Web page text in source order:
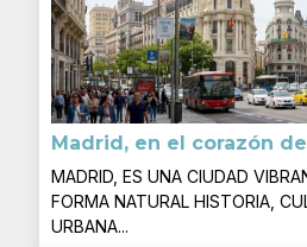
Madrid, en el corazón de
MADRID, ES UNA CIUDAD
FORMA NATURAL HISTORIA,
URBANA...